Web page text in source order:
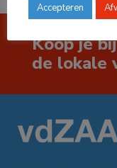
Koop je
de lokale
Accepteren